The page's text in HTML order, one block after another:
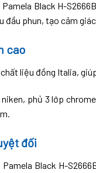
Black H-
đầu phun, tạo cảm
cao
liệu đồng Italia,
phủ 3 lớp
đối
Black H-